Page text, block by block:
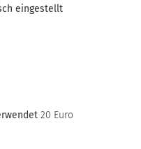
eingestellt
20 Euro